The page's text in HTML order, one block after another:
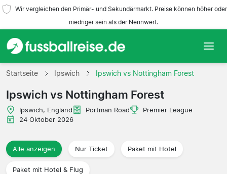
Wir vergleichen den Primär- und Sekundärmarkt. Preise können höher oder
niedriger sein als der Nennwert.
Startseite
Mannschaften
Ligen
Reisebüros
Startseite Ipswich Ipswich vs Nottingham Forest
Ipswich vs Nottingham Forest
Ipswich, England Portman Road
Premier League
24 Oktober 2026
Alle anzeigen Nur Ticket Paket mit Hotel
Paket mit Hotel & Flug